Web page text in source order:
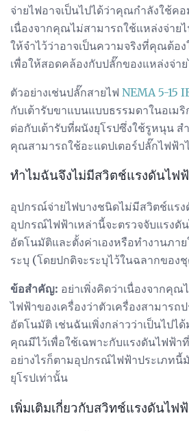
จ่ายไฟอาจเป็นไปได้ว่าคุณกำลังใช้ค
เนื่องจากคุณไม่สามารถใช้แหล่งจ่าย
ให้จำไว้ว่าอาจเป็นความจริงที่คุณต้อง
เพื่อให้สอดคล้องกับปลั๊กของแหล่งจ่า
ตัวอย่างเช่นปลั๊กสายไฟ NEMA 5-15
กับเต้ารับขาแบนแบบธรรมดาในอเม
ต่อกับเต้ารับที่ผนังยุโรปซึ่งใช้รูหนุน ส
คุณสามารถใช้อะแดปเตอร์ปลั๊กไฟฟ้า
ทำไมฉันจึงไม่มีสวิตช์แรงดันไฟ
อุปกรณ์จ่ายไฟบางชนิดไม่มีสวิตช์แรง
อุปกรณ์ไฟฟ้าเหล่านี้จะตรวจจับแรงดั
อัตโนมัติและตั้งค่าเองหรือทำงานภา
ระบุ (โดยปกติจะระบุไว้ในฉลากของ
ข้อสำคัญ: อย่าเพิ่งคิดว่าเนื่องจากคุณ
ไฟฟ้าของเครื่องว่าตัวเครื่องสามารถ
อัตโนมัติ เช่นฉันเพิ่งกล่าวว่าเป็นไปไ
คุณมีไว้เพื่อใช้เฉพาะกับแรงดันไฟฟ้าที่
อย่างไรก็ตามอุปกรณ์ไฟฟ้าประเภทนี้
ยุโรปเท่านั้น
เพิ่มเติมเกี่ยวกับสวิทช์แรงดันไฟ